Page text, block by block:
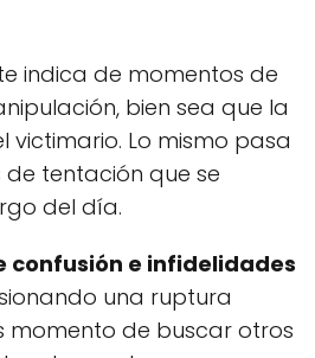
indica de momentos de
bien sea que la
victimario. Lo mismo pasa
tentación que se
del día.
confusión e infidelidades
una ruptura
momento de buscar otros